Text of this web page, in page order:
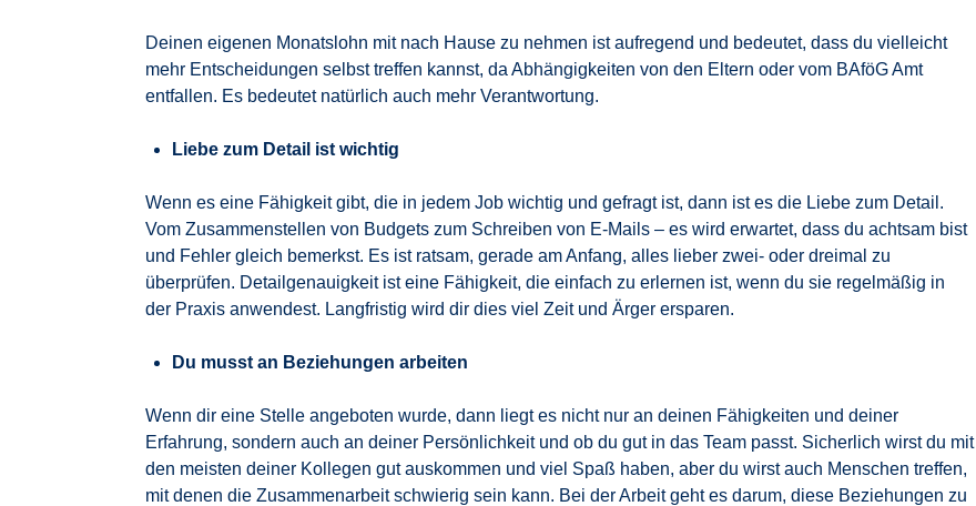
Deinen eigenen Monatslohn mit nach Hause zu nehmen ist aufregend und bedeutet, dass du vielleicht
mehr Entscheidungen selbst treffen kannst, da Abhängigkeiten von den Eltern oder vom BAföG Amt
entfallen. Es bedeutet natürlich auch mehr Verantwortung.
Liebe zum Detail ist wichtig
Wenn es eine Fähigkeit gibt, die in jedem Job wichtig und gefragt ist, dann ist es die Liebe zum Detail.
Vom Zusammenstellen von Budgets zum Schreiben von E-Mails – es wird erwartet, dass du achtsam bist
und Fehler gleich bemerkst. Es ist ratsam, gerade am Anfang, alles lieber zwei- oder dreimal zu
überprüfen. Detailgenauigkeit ist eine Fähigkeit, die einfach zu erlernen ist, wenn du sie regelmäßig in
der Praxis anwendest. Langfristig wird dir dies viel Zeit und Ärger ersparen.
Du musst an Beziehungen arbeiten
Wenn dir eine Stelle angeboten wurde, dann liegt es nicht nur an deinen Fähigkeiten und deiner
Erfahrung, sondern auch an deiner Persönlichkeit und ob du gut in das Team passt. Sicherlich wirst du mit
den meisten deiner Kollegen gut auskommen und viel Spaß haben, aber du wirst auch Menschen treffen,
mit denen die Zusammenarbeit schwierig sein kann. Bei der Arbeit geht es darum, diese Beziehungen zu